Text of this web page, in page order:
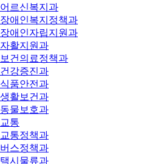
어르신복지과
장애인복지정책과
장애인자립지원과
자활지원과
보건의료정책과
건강증진과
식품안전과
생활보건과
동물보호과
교통
교통정책과
버스정책과
택시물류과